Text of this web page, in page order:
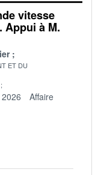
vitesse
Appui à M.
ET DU
Affaire